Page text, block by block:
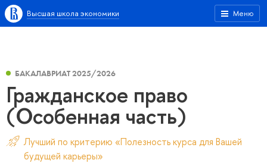
Меню
Высшая школа экономики
БАКАЛАВРИАТ 2025/2026
Гражданское право
(Особенная часть)
Лучший по критерию «Полезность курса для Вашей
будущей карьеры»